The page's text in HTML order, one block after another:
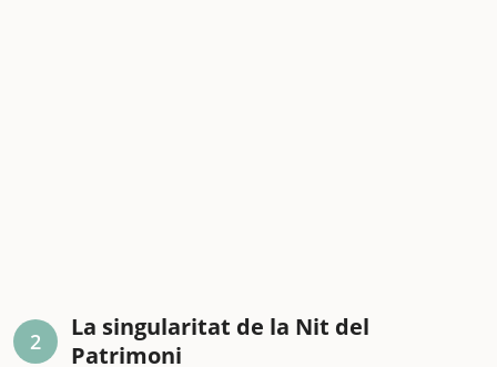
2
La singularitat de la Nit del
Patrimoni